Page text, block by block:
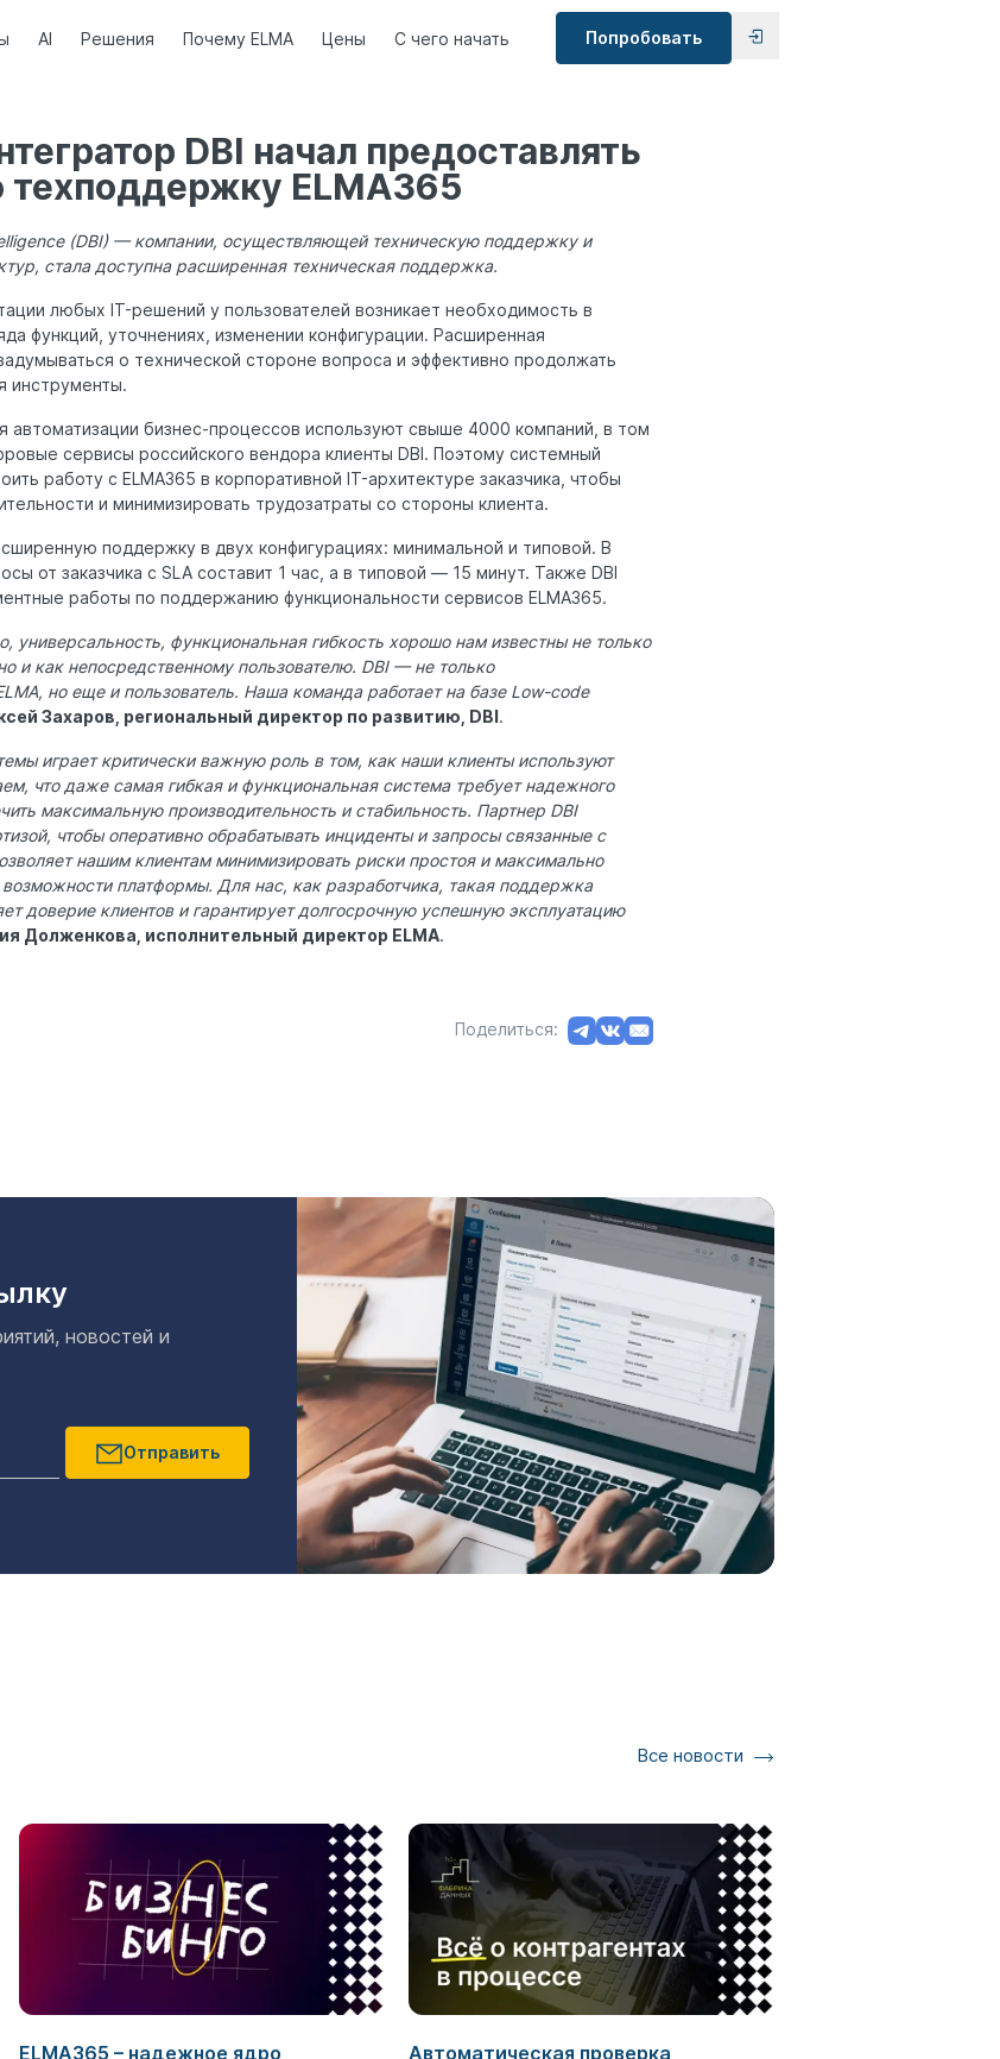
AI Решения Почему ELMA Цены С чего начать Попробовать
DBI начал предоставлять
ELMA365
(DBI) — компании, осуществляющей техническую поддержку и
стала доступна расширенная техническая поддержка.
любых IT-решений у пользователей возникает необходимость в
функций, уточнениях, изменении конфигурации. Расширенная
о технической стороне вопроса и эффективно продолжать
инструменты.
автоматизации бизнес-процессов используют свыше 4000 компаний, в том
сервисы российского вендора клиенты DBI. Поэтому системный
работу с ELMA365 в корпоративной IT-архитектуре заказчика, чтобы
и минимизировать трудозатраты со стороны клиента.
поддержку в двух конфигурациях: минимальной и типовой. В
от заказчика с SLA составит 1 час, а в типовой — 15 минут. Также DBI
работы по поддержанию функциональности сервисов ELMA365.
универсальность, функциональная гибкость хорошо нам известны не только
и как непосредственному пользователю. DBI — не только
но еще и пользователь. Наша команда работает на базе Low-code
Захаров, региональный директор по развитию, DBI.
играет критически важную роль в том, как наши клиенты используют
что даже самая гибкая и функциональная система требует надежного
максимальную производительность и стабильность. Партнер DBI
чтобы оперативно обрабатывать инциденты и запросы связанные с
нашим клиентам минимизировать риски простоя и максимально
возможности платформы. Для нас, как разработчика, такая поддержка
доверие клиентов и гарантирует долгосрочную успешную эксплуатацию
Долженкова, исполнительный директор ELMA.
Поделиться:
новостей и
Отправить
Все новости
ELMA365 – надежное ядро
Автоматическая проверка